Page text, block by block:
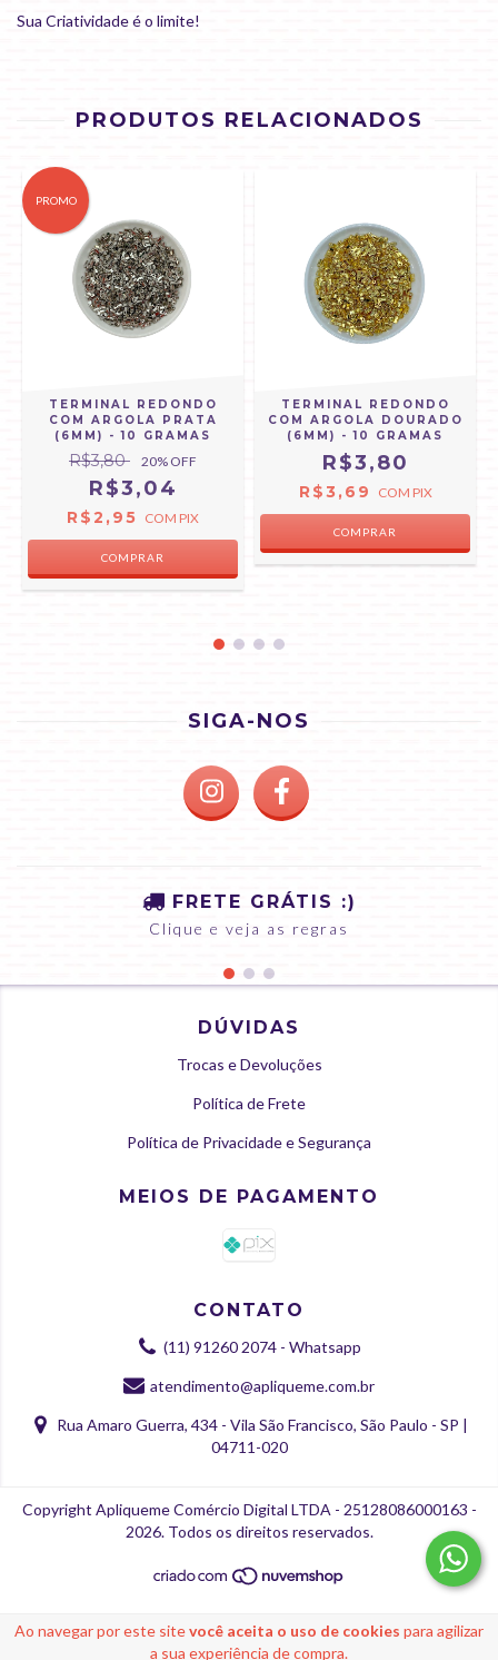
Ao navegar por este sitevocê aceita o uso de cookies para agilizar
a sua experiência de compra.
Sua Criatividade é o limite!
PRODUTOS RELACIONADOS
PROMO
TERMINAL REDONDO
COM ARGOLA PRATA
(6MM) - 10 GRAMAS
R$3,80 20% OFF
R$3,04
R$2,95 COM PIX
TERMINAL REDONDO
COM ARGOLA DOURADO
(6MM) - 10 GRAMAS
R$3,80
R$3,69 COM PIX
SIGA-NOS
FRETE GRÁTIS :)
Clique e veja as regras
DÚVIDAS
Trocas e Devoluções
Política de Frete
Política de Privacidade e Segurança
MEIOS DE PAGAMENTO
CONTATO
(11) 91260 2074 - Whatsapp
atendimento@apliqueme.com.br
Rua Amaro Guerra, 434 - Vila São Francisco, São Paulo - SP |
04711-020
Copyright Apliqueme Comércio Digital LTDA - 25128086000163 -
2026. Todos os direitos reservados.